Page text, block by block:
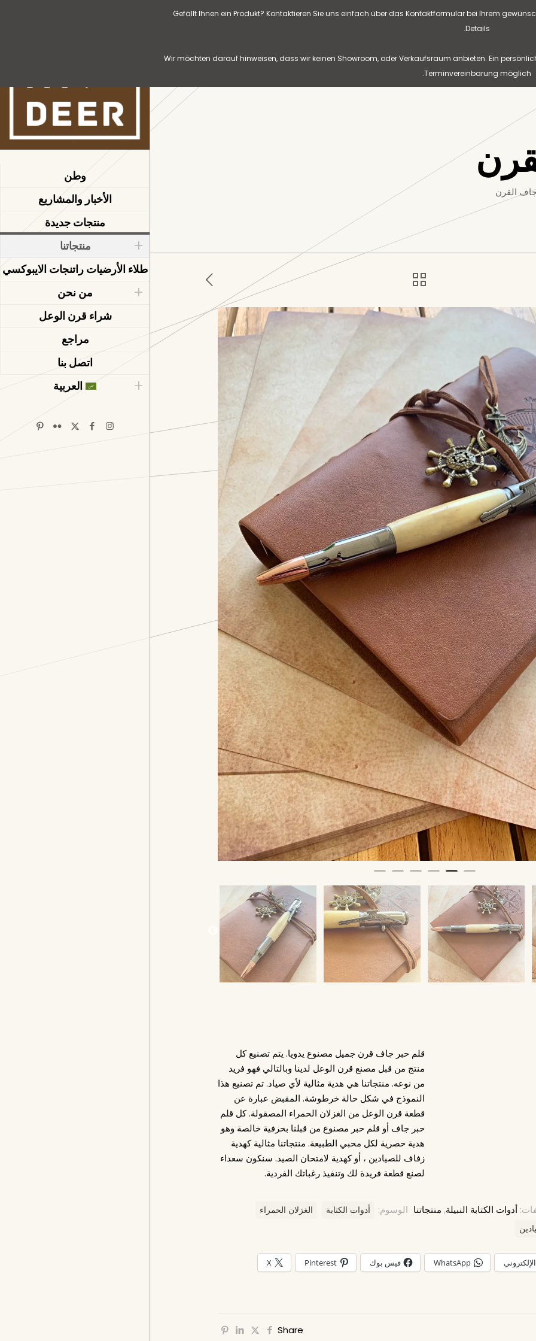
Gefällt Ihnen ein Produkt? Kontaktieren Sie uns einfach über das Kontaktformular bei Ihrem
Details.
Wir möchten darauf hinweisen, dass wir keinen Showroom, oder Verkaufsraum anbieten. Ein
Terminvereinbarung möglich.
وطن
الأخبار والمشاريع
منتجات جديدة
منتجاتنا
طلاء الأرضيات راتنجات الايبوكسي
من نحن
شراء قرن الوعل
مراجع
اتصل بنا
العربية
القرن
قلم حبر جاف قرن جميل مصنوع يدويا. يتم تصنيع كل
منتج من قبل مصنع قرن الوعل لدينا وبالتالي فهو فريد
من نوعه. منتجاتنا هي هدية مثالية لأي صياد. تم تصنيع هذا
النموذج في شكل حالة خرطوشة. المقبض عبارة عن
قطعة قرن الوعل من الغزلان الحمراء المصقولة. كل قلم
حبر جاف أو قلم حبر مصنوع من قبلنا بحرفية خالصة وهو
هدية حصرية لكل محبي الطبيعة. منتجاتنا مثالية كهدية
زفاف للصيادين ، أو كهدية لامتحان الصيد. سنكون سعداء
لصنع قطعة فريدة لك وتنفيذ رغباتك الفردية.
أدوات الكتابة النبيلة, منتجاتنا الوسوم: أدوات الكتابة
الغزلان الحمراء
WhatsApp فيس بوك Pinterest
X
Share